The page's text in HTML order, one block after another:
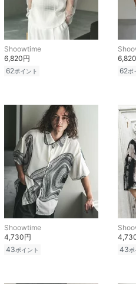
Shoowtime
6,820円
62ポイント
62ポ
Shoowtime
4,730円
43ポイント
43ポ